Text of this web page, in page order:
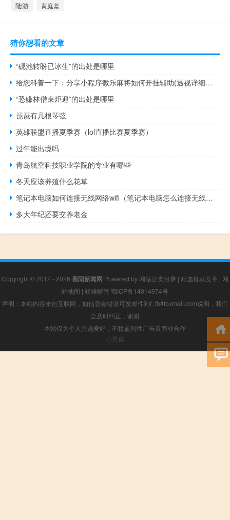
陆游 黄庭坚
猜你想看的文章
“砚池转盼已冰生”的出处是哪里
给您科普一下：分享小程序微乐麻将如何开挂辅助(透视详细教程)
“恐赚林僧束炬迎”的出处是哪里
琵琶有几根琴弦
英雄联盟直播夏季赛（lol直播比赛夏季赛）
过年能出境吗
青岛航空科技职业学院的专业有哪些
冬天应该养殖什么花草
笔记本电脑如何连接无线网络wifi（笔记本电脑怎么连接无线路由器）
多大年纪还要交养老金
Copyright © 2012 - 2026 襄阳新闻网 Powered by 网站分类目录 | 精选推荐文章 | 网
站地图 | 疑难解答 鄂ICP备14014974号
声明：本站内容来自互联网，如信息有错误可发邮件到f_fb#foxmail.com说明，我们
会及时纠正，谢谢
本站仅为个人兴趣爱好，不接盈利性广告及商业合作
小男孩